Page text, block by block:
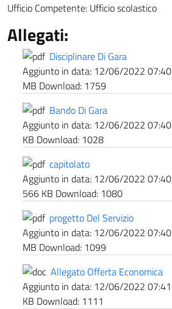
Ufficio Competente: Ufficio scolastico
Allegati:
Disciplinare Di Gara
Aggiunto in data: 12/06/2022 07:40
MB Download: 1759
Bando Di Gara
Aggiunto in data: 12/06/2022 07:40
KB Download: 1028
capitolato
Aggiunto in data: 12/06/2022 07:40
566 KB Download: 1080
progetto Del Servizio
Aggiunto in data: 12/06/2022 07:40
MB Download: 1099
Allegato Offerta Economica
Aggiunto in data: 12/06/2022 07:41
KB Download: 1111